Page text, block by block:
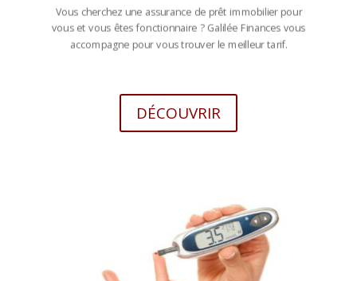
Vous cherchez une assurance de prêt immobilier pour
vous et vous êtes fonctionnaire ? Galilée Finances vous
accompagne pour vous trouver le meilleur tarif.
DÉCOUVRIR